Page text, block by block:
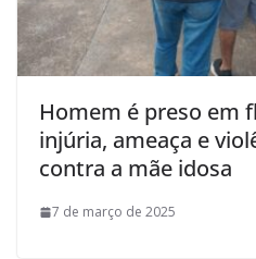
Homem é preso em
injúria, ameaça e
contra a mãe idosa
7 de março de 2025